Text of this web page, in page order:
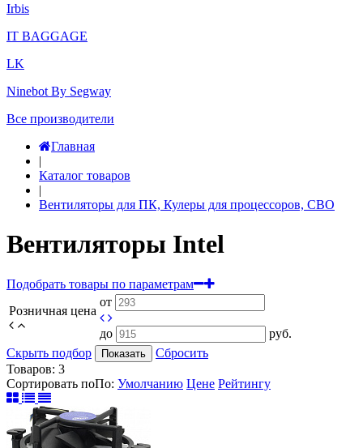
Irbis
IT BAGGAGE
LK
Ninebot By Segway
Все производители
Главная
|
Каталог товаров
|
Вентиляторы для ПК, Кулеры для процессоров, СВО
Вентиляторы Intel
Подобрать товары по параметрам
Розничная цена
от
до
руб.
Скрыть подбор
Показать
Сбросить
Товаров: 3
Сортировать поПо: Умолчанию Цене Рейтингу